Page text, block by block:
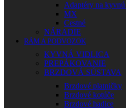
Adaptéry na
MX
Cestné
NÁRADIE
RÁM A PODVOZOK
KYVNÁ VIDLICA
PREPÁKOVANIE
BRZDOVÁ SÚSTAVA
Brzdové platničky
Brzdové kotúče
Brzdové hadice